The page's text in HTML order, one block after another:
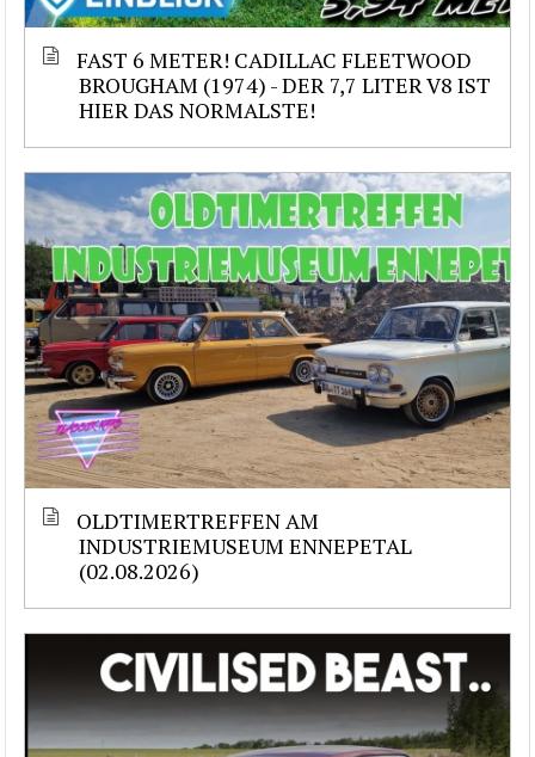
FAST 6 METER! CADILLAC FLEETWOOD
BROUGHAM (1974) - DER 7,7 LITER V8 IST
HIER DAS NORMALSTE!
OLDTIMERTREFFEN AM
INDUSTRIEMUSEUM ENNEPETAL
(02.08.2026)